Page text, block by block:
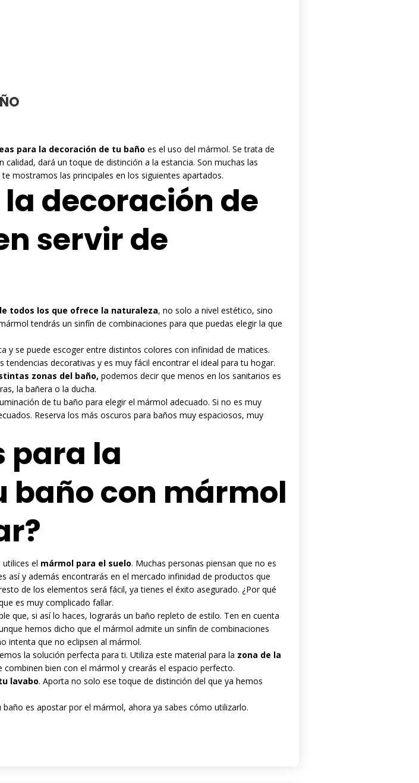
para la decoración de tu baño es el uso del mármol. Se trata de
dará un toque de distinción a la estancia. Son muchas las
te mostramos las principales en los siguientes apartados.
decoración de
servir de
todos los que ofrece la naturaleza, no solo a nivel estético, sino
tendrás un sinfín de combinaciones para que puedas elegir la que
y se puede escoger entre distintos colores con infinidad de matices.
decorativas y es muy fácil encontrar el ideal para tu hogar.
zonas del baño, podemos decir que menos en los sanitarios es
la bañera o la ducha.
de tu baño para elegir el mármol adecuado. Si no es muy
Reserva los más oscuros para baños muy espaciosos, muy
para la
baño con mármol
el mármol para el suelo. Muchas personas piensan que no es
así y además encontrarás en el mercado infinidad de productos que
de los elementos será fácil, ya tienes el éxito asegurado. ¿Por qué
es muy complicado fallar.
que, si así lo haces, lograrás un baño repleto de estilo. Ten en cuenta
hemos dicho que el mármol admite un sinfín de combinaciones
intenta que no eclipsen al mármol.
la solución perfecta para ti. Utiliza este material para la zona de la
bien con el mármol y crearás el espacio perfecto.
lavabo. Aporta no solo ese toque de distinción del que ya hemos
baño es apostar por el mármol, ahora ya sabes cómo utilizarlo.